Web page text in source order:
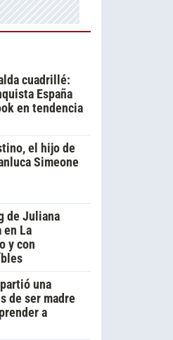
cuadrillé:
España
en tendencia
el hijo de
Simeone
de Juliana
en La
y con
una
de ser madre
a